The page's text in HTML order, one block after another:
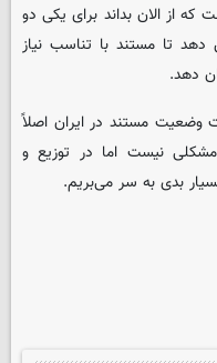
از الان بداند برای یکی دو
تا مستند با تناسب نیاز
دهد.
وضعیت مستند در ایران اصلاً
نیست اما در توزیع و
بدی به سر می‌بریم.